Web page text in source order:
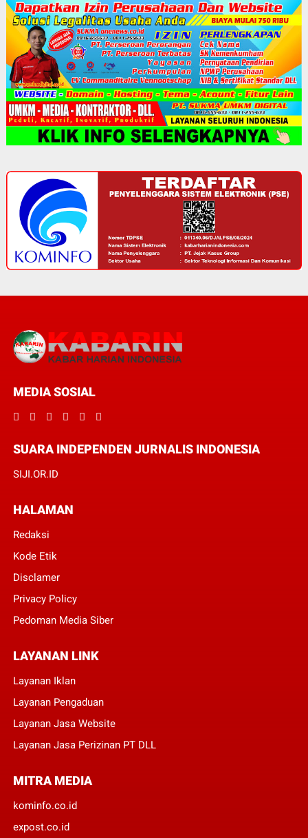
MEDIA SOSIAL
SUARA INDEPENDEN JURNALIS INDONESIA
SIJI.OR.ID
HALAMAN
Redaksi
Kode Etik
Disclamer
Privacy Policy
Pedoman Media Siber
LAYANAN LINK
Layanan Iklan
Layanan Pengaduan
Layanan Jasa Website
Layanan Jasa Perizinan PT DLL
MITRA MEDIA
kominfo.co.id
expost.co.id